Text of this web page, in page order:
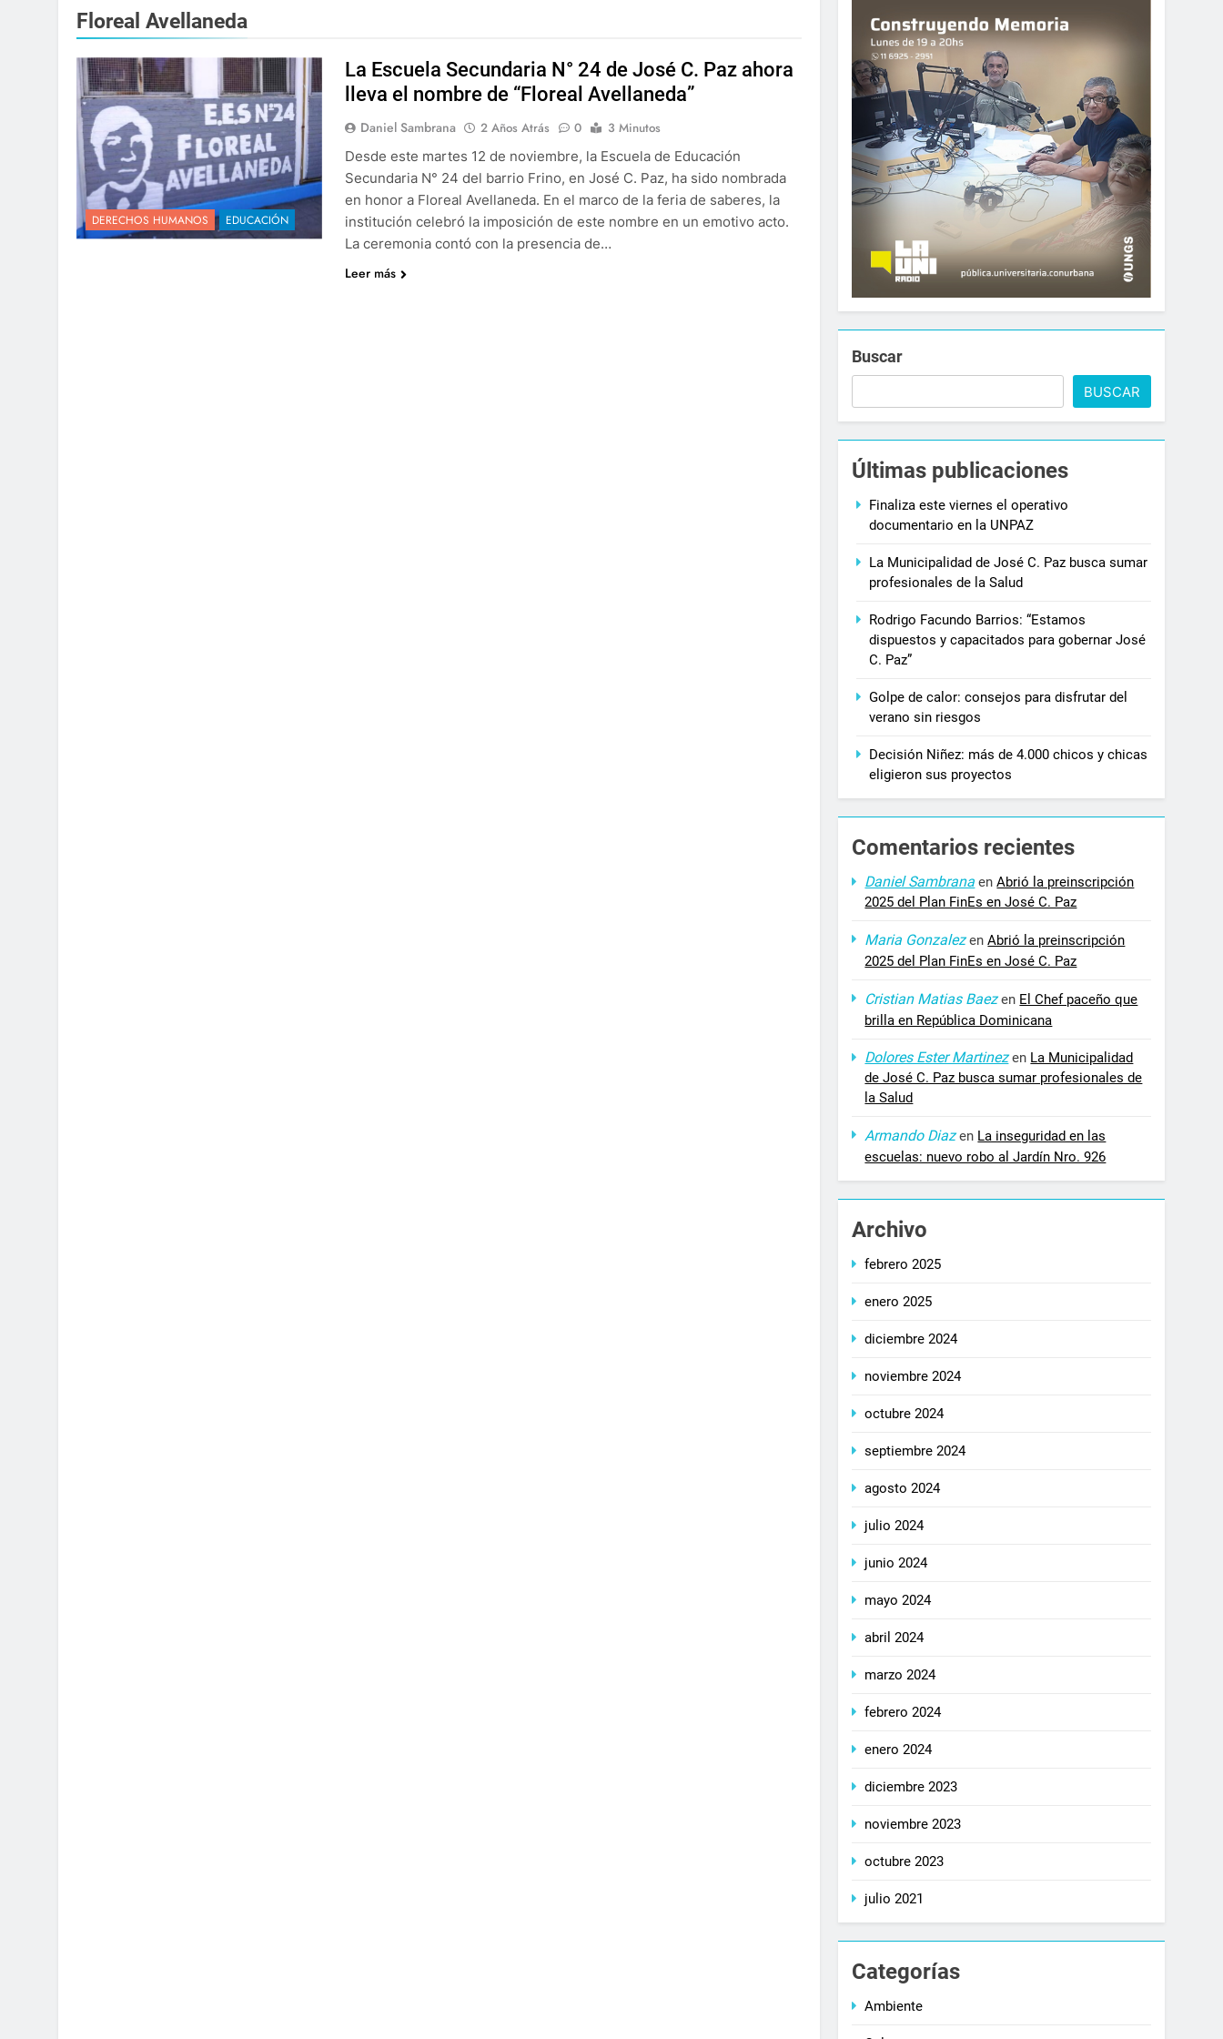
Floreal Avellaneda
DERECHOS HUMANOS EDUCACIÓN
La Escuela Secundaria N° 24 de José C. Paz ahora
lleva el nombre de “Floreal Avellaneda”
Daniel Sambrana 2 Años Atrás 0
3 Minutos
Desde este martes 12 de noviembre, la Escuela de Educación
Secundaria N° 24 del barrio Frino, en José C. Paz, ha sido nombrada
en honor a Floreal Avellaneda. En el marco de la feria de saberes, la
institución celebró la imposición de este nombre en un emotivo acto.
La ceremonia contó con la presencia de…
Leer más
Buscar
BUSCAR
Últimas publicaciones
Finaliza este viernes el operativo
documentario en la UNPAZ
La Municipalidad de José C. Paz busca sumar
profesionales de la Salud
Rodrigo Facundo Barrios: “Estamos
dispuestos y capacitados para gobernar José
C. Paz”
Golpe de calor: consejos para disfrutar del
verano sin riesgos
Decisión Niñez: más de 4.000 chicos y chicas
eligieron sus proyectos
Comentarios recientes
Daniel Sambrana enAbrió la preinscripción
2025 del Plan FinEs en José C. Paz
Maria GonzalezenAbrió la preinscripción
2025 del Plan FinEs en José C. Paz
Cristian Matias Baezen El Chef paceño que
brilla en República Dominicana
Dolores Ester Martinezen La Municipalidad
de José C. Paz busca sumar profesionales de
la Salud
Armando Diazen La inseguridad en las
escuelas: nuevo robo al Jardín Nro. 926
Archivo
febrero 2025
enero 2025
diciembre 2024
noviembre 2024
octubre 2024
septiembre 2024
agosto 2024
julio 2024
junio 2024
mayo 2024
abril 2024
marzo 2024
febrero 2024
enero 2024
diciembre 2023
noviembre 2023
octubre 2023
julio 2021
Categorías
Ambiente